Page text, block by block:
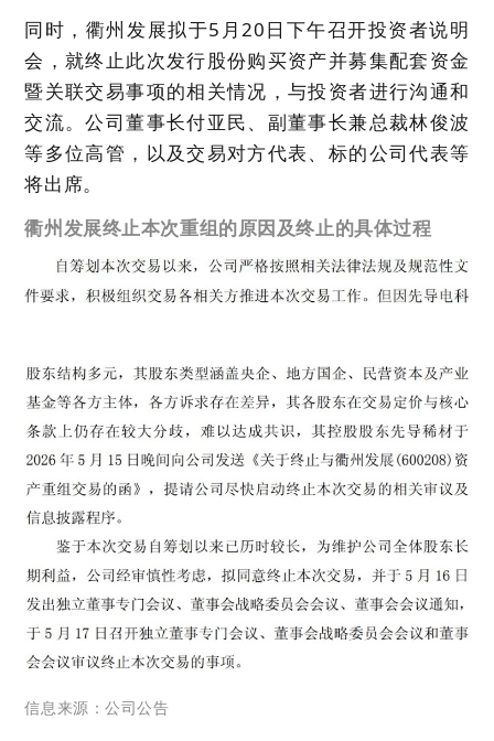
同时，衢州发展拟于5月20日下午召开投资者说明
会，就终止此次发行股份购买资产并募集配套资金
暨关联交易事项的相关情况，与投资者进行沟通和
交流。公司董事长付亚民、副董事长兼总裁林俊波
等多位高管，以及交易对方代表、标的公司代表等
将出席。
衢州发展终止本次重组的原因及终止的具体过程
信息来源：公司公告